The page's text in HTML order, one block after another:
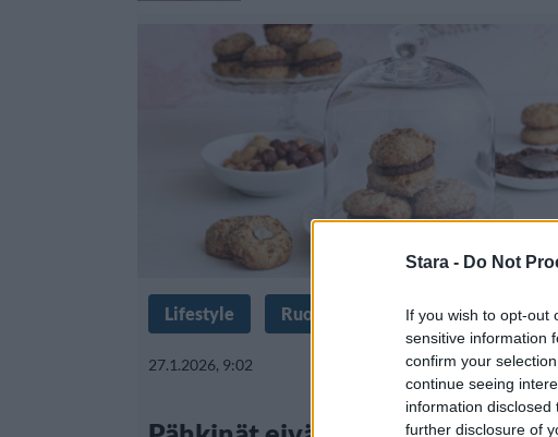
Stara - Do Not
If you wish to opt-out
sensitive information
confirm your
continue seeing
information
further disclosure of
Lifestyle Ruoka
27.1.2026, 9:02